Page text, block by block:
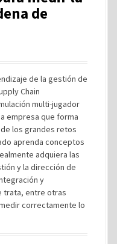
de
de la gestión de
Chain
multi-jugador
empresa que forma
los grandes retos
aprenda conceptos
adquiera las
y la dirección de
y
trata, entre otras
correctamente lo